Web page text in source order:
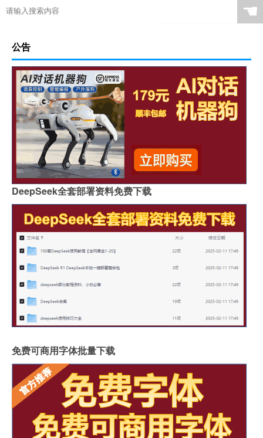
☚
公告
DeepSeek全套部署资料免费下载
免费可商用字体批量下载